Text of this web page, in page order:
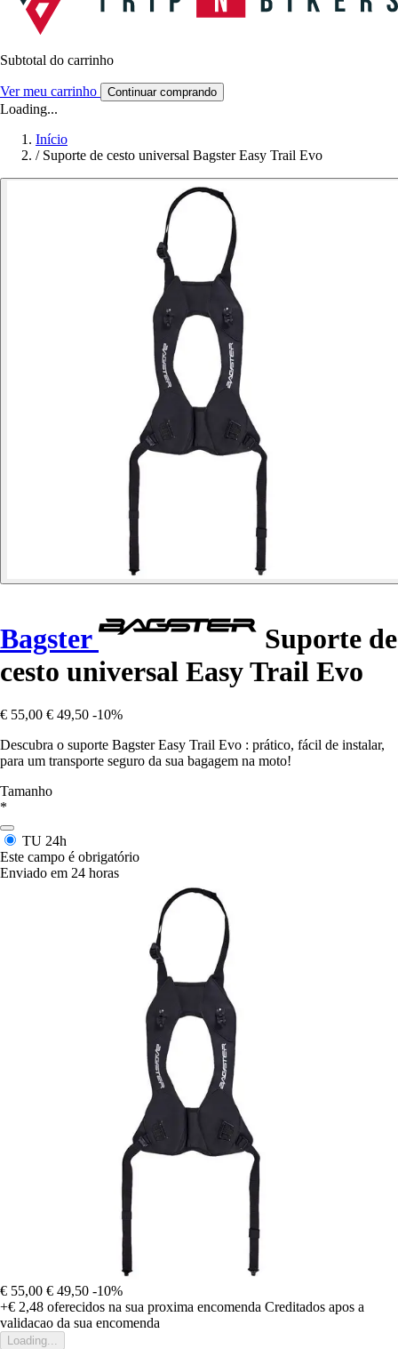
Subtotal do carrinho
Ver meu carrinho Continuar comprando
Loading...
Início
/ Suporte de cesto universal Bagster Easy Trail Evo
Bagster
Suporte de
cesto universal Easy Trail Evo
€ 55,00 € 49,50 -10%
Descubra o suporte Bagster Easy Trail Evo : prático, fácil de instalar,
para um transporte seguro da sua bagagem na moto!
Tamanho
*
TU 24h
Este campo é obrigatório
Enviado em 24 horas
€ 55,00 € 49,50 -10%
+€ 2,48 oferecidos na sua proxima encomenda Creditados apos a
validacao da sua encomenda
Loading...